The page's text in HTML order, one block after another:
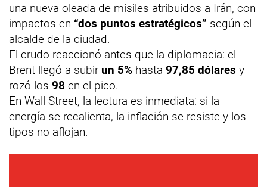
una nueva oleada de misiles atribuidos a Irán, con
impactos en “dos puntos estratégicos” según el
alcalde de la ciudad.
El crudo reaccionó antes que la diplomacia: el
Brent llegó a subir un 5% hasta 97,85 dólares y
rozó los 98 en el pico.
En Wall Street, la lectura es inmediata: si la
energía se recalienta, la inflación se resiste y los
tipos no aflojan.